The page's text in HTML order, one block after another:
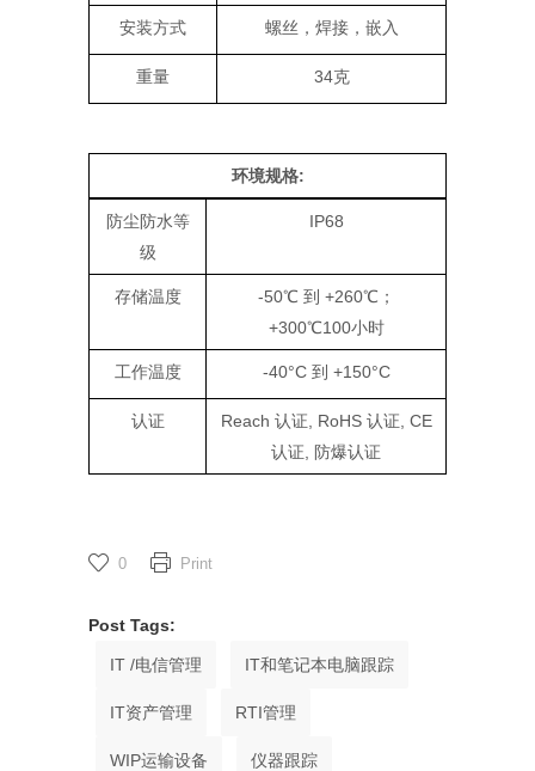
安装方式 螺丝，焊接，嵌入
重量 34克
环境规格:
防尘防水等
级
IP68
存储温度
-50℃ 到 +260℃；
+300℃100小时
工作温度 -40°C 到 +150°C
认证
Reach 认证, RoHS 认证, CE
认证, 防爆认证
0 Print
Post Tags:
IT /电信管理 IT和笔记本电脑跟踪
IT资产管理 RTI管理
WIP运输设备 仪器跟踪